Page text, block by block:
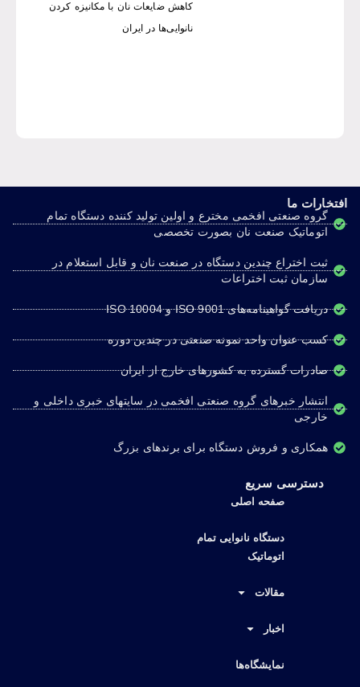
کاهش ضایعات نان با مکانیزه کردن
نانوایی‌ها در ایران
افتخارات ما
گروه صنعتی افخمی مخترع و اولین تولید کننده دستگاه تمام
اتوماتیک صنعت نان بصورت تخصصی
ثبت اختراع چندین دستگاه در صنعت نان و قابل استعلام در
سازمان ثبت اختراعات
دریافت گواهینامه‌های ISO 9001 و ISO 10004
کسب عنوان واحد نمونه صنعتی در چندین دوره
صادرات گسترده به کشورهای خارج از ایران
انتشار خبرهای گروه صنعتی افخمی در سایتهای خبری داخلی و
خارجی
همکاری و فروش دستگاه برای برندهای بزرگ
دسترسی سریع
صفحه اصلی
دستگاه نانوایی تمام
اتوماتیک
مقالات
اخبار
نمایشگاه‌ها